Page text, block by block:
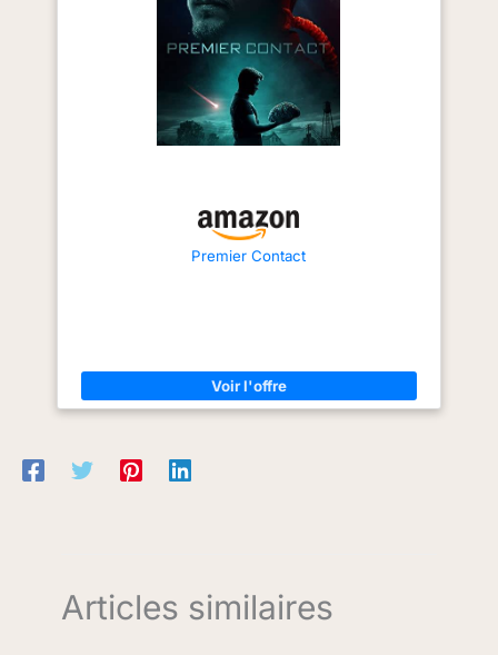
Dimensions totales (L x P
x H) : 74 x 86 x 102 cm.
Dimensions du siège (L x
P) : 49 x 52 cm. Charge
maximale : 160 kg
Premier Contact
Articles similaires